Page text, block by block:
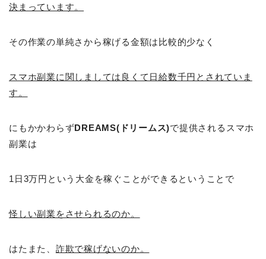
決まっています。
その作業の単純さから稼げる金額は比較的少なく
スマホ副業に関しましては良くて日給数千円とされていま
す。
にもかかわらずDREAMS(ドリームス)で提供されるスマホ
副業は
1日3万円という大金を稼ぐことができるということで
怪しい副業をさせられるのか。
はたまた、 詐欺で稼げないのか。